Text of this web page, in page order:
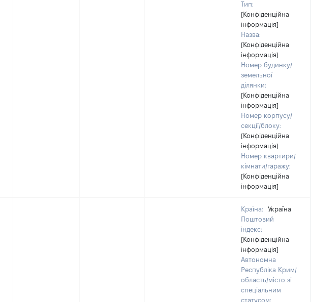
Тип:
[Конфіденційна
інформація]
Назва:
[Конфіденційна
інформація]
Номер будинку/
земельної
ділянки:
[Конфіденційна
інформація]
Номер корпусу/
секції/блоку:
[Конфіденційна
інформація]
Номер квартири/
кімнати/гаражу:
[Конфіденційна
інформація]
Країна:
Україна
Поштовий
індекс:
[Конфіденційна
інформація]
Автономна
Республіка Крим/
область/місто зі
спеціальним
статусом: